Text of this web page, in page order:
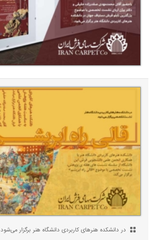
در دانشکده هنرهای کاربردی دانشگاه هنر برگزار می‌شود